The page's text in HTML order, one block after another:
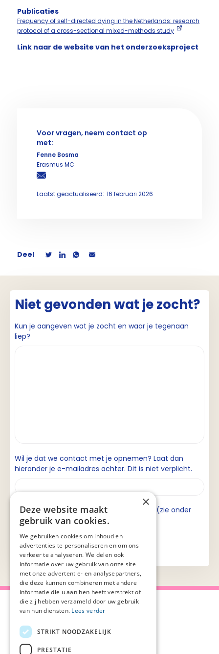
Publicaties
Frequency of self-directed dying in the Netherlands: research
protocol of a cross-sectional mixed-methods study
Link naar de website van het onderzoeksproject
Voor vragen, neem contact op
met:
Fenne Bosma
Erasmus MC
Laatst geactualiseerd: 16 februari 2026
Deel
Niet gevonden wat je zocht?
Kun je aangeven wat je zocht en waar je tegenaan
liep?
Wil je dat we contact met je opnemen? Laat dan
hieronder je e-mailadres achter. Dit is niet verplicht.
Ik ga akkoord met de privacyverklaring (zie onder
aan de pagina).
Over Palliaweb
Over PZNL
Privacyverklaring
×
Deze website maakt
gebruik van cookies.
We gebruiken cookies om inhoud en
advertenties te personaliseren en om ons
verkeer te analyseren. We delen ook
informatie over uw gebruik van onze site
met onze advertentie- en analysepartners,
die deze kunnen combineren met andere
informatie die u aan hen heeft verstrekt of
die zij hebben verzameld door uw gebruik
van hun diensten. Lees verder
STRIKT NOODZAKELIJK
PRESTATIE